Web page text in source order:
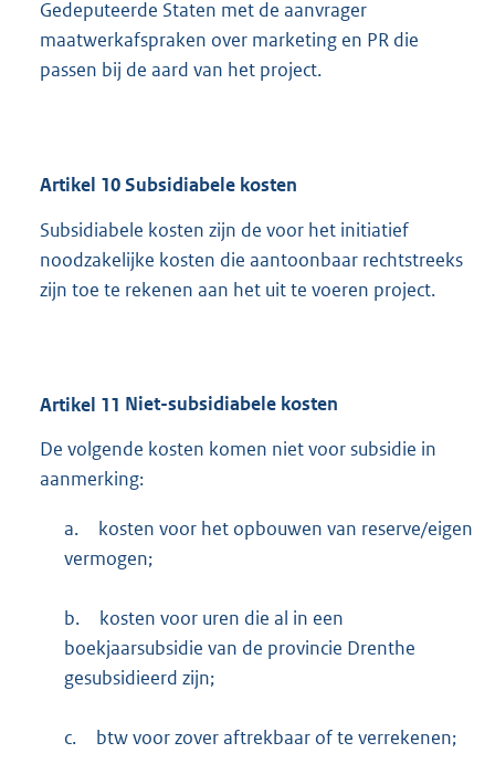
Gedeputeerde Staten met de aanvrager
maatwerkafspraken over marketing en PR die
passen bij de aard van het project.
Artikel 10Subsidiabele kosten
Subsidiabele kosten zijn de voor het initiatief
noodzakelijke kosten die aantoonbaar rechtstreeks
zijn toe te rekenen aan het uit te voeren project.
Artikel 11 Niet-subsidiabele kosten
De volgende kosten komen niet voor subsidie in
aanmerking:
a.
kosten voor het opbouwen van reserve/eigen
vermogen;
b.
kosten voor uren die al in een
boekjaarsubsidie van de provincie Drenthe
gesubsidieerd zijn;
c. btw voor zover aftrekbaar of te verrekenen;